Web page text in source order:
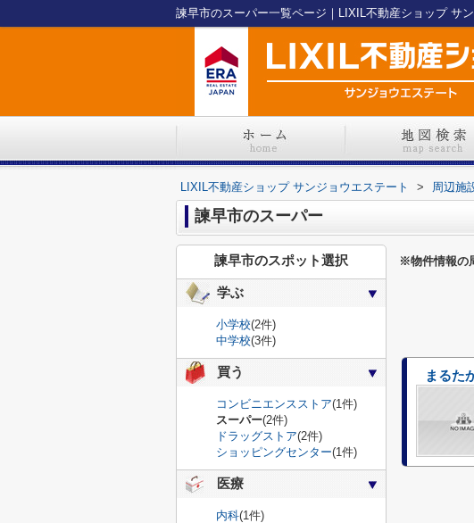
諫早市のスーパー一覧ページ｜LIXIL不動産ショップ サ
LIXIL不動産ショップ サンジョウエステート > 周辺施
諫早市のスーパー
※物件情報の
まるた
諫早市のスポット選択
学ぶ
小学校(2件)
中学校(3件)
買う
コンビニエンスストア(1件)
スーパー(2件)
ドラッグストア(2件)
ショッピングセンター(1件)
医療
内科(1件)